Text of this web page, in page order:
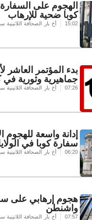
الهجوم على
كوبا ضحية للإرهاب
15:02 أخ بار الصحافة اللاتينية
بدء المؤتمر العاشر
جماهيرية وثورية في
07:26 أخ بار الصحافة اللاتينية
إدانة واسعة للهجوم
سفارة كوبا في
06:20 أخ بار الصحافة اللاتينية
هجوم إرهابي على
واشنطن
07:57 أخ بار الصحافة اللاتينية